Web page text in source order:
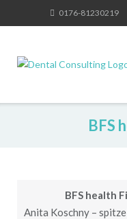
to
0176-81230219
BFS
BFS health
Anita Koschny –